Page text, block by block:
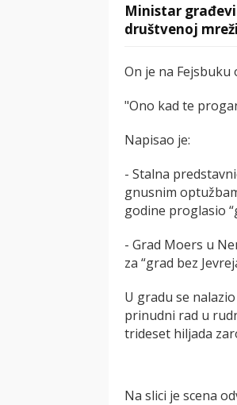
Ministar
društvenoj
On je na
"Ono kad te
Napisao je:
- Stalna
gnusnim
godine proglasio
- Grad Moers u
za “grad bez
U gradu se
prinudni rad u
trideset hiljada
Na slici je scena